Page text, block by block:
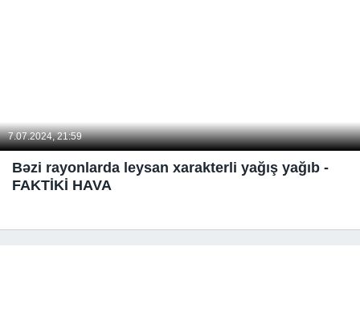
7.07.2024, 21:59
Bəzi rayonlarda leysan xarakterli yağış yağıb -
FAKTİKİ HAVA